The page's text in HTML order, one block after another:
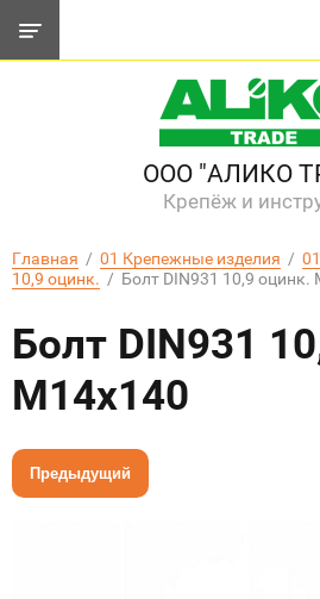
ООО "АЛИКО
Крепёж и
Главная
  /
01 Крепежные изделия
  /
10,9 оцинк.
/  Болт DIN931 10,9
Болт DIN931
М14х140
Предыдущий